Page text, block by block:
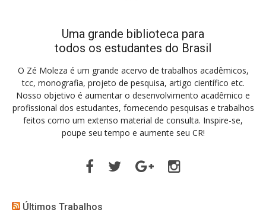
Uma grande biblioteca para
todos os estudantes do Brasil
O Zé Moleza é um grande acervo de trabalhos acadêmicos,
tcc, monografia, projeto de pesquisa, artigo científico etc.
Nosso objetivo é aumentar o desenvolvimento acadêmico e
profissional dos estudantes, fornecendo pesquisas e trabalhos
feitos como um extenso material de consulta. Inspire-se,
poupe seu tempo e aumente seu CR!
FacebookTwitter Google
Plus
Instagram
Últimos Trabalhos